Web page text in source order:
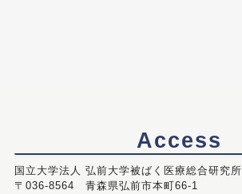
Access
国立大学法人 弘前大学被ばく医療総合研究所
〒036-8564 青森県弘前市本町66-1